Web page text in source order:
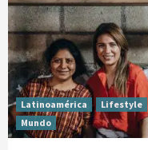
Latinoamérica
Lifestyle
Mundo